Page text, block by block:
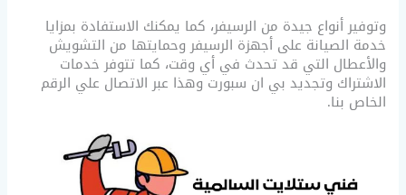
وتوفير أنواع جيدة من الرسيفر، كما يمكنك الاستفادة بمزايا
خدمة الصيانة على أجهزة الرسيفر وحمايتها من التشويش
والأعطال التي قد تحدث في أي وقت، كما تتوفر خدمات
الاشتراك وتجديد بي ان سبورت وهذا عبر الاتصال علي الرقم
الخاص بنا.